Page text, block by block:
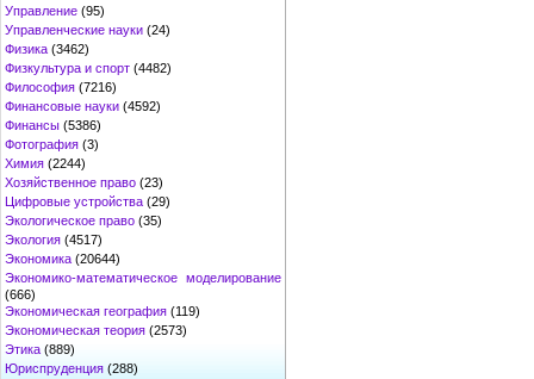
Управление (95)
Управленческие науки (24)
Физика (3462)
Физкультура и спорт (4482)
Философия (7216)
Финансовые науки (4592)
Финансы (5386)
Фотография (3)
Химия (2244)
Хозяйственное право (23)
Цифровые устройства (29)
Экологическое право (35)
Экология (4517)
Экономика (20644)
Экономико-математическое моделирование
(666)
Экономическая география (119)
Экономическая теория (2573)
Этика (889)
Юриспруденция (288)